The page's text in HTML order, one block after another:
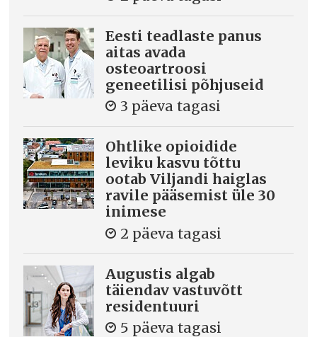
Eesti teadlaste panus
aitas avada
osteoartroosi
geneetilisi põhjuseid
3 päeva tagasi
Ohtlike opioidide
leviku kasvu tõttu
ootab Viljandi haiglas
ravile pääsemist üle 30
inimese
2 päeva tagasi
Augustis algab
täiendav vastuvõtt
residentuuri
5 päeva tagasi